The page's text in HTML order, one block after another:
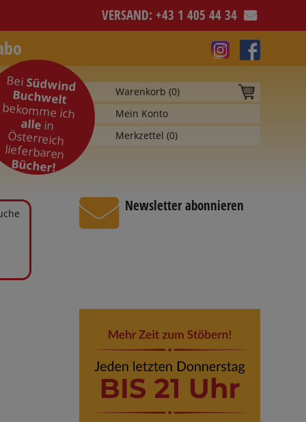
VERSAND: +43 1 405 44 34
BeiSüdwind
Buchwelt
bekomme ich
allein
Österreich
lieferbaren
Bücher!
Warenkorb (0)
Mein Konto
Merkzettel (0)
Newsletter abonnieren